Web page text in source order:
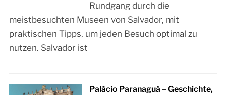
Rundgang durch die
meistbesuchten Museen von Salvador, mit
praktischen Tipps, um jeden Besuch optimal zu
nutzen. Salvador ist
Palácio Paranaguá – Geschichte,